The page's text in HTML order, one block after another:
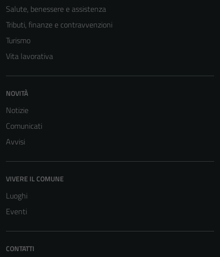
Salute, benessere e assistenza
Tributi, finanze e contravvenzioni
Turismo
Vita lavorativa
NOVITÀ
Notizie
Comunicati
Avvisi
VIVERE IL COMUNE
Luoghi
Eventi
CONTATTI